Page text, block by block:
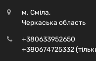
м. Сміла,
Черкаська область
+380633952650
+380674725332